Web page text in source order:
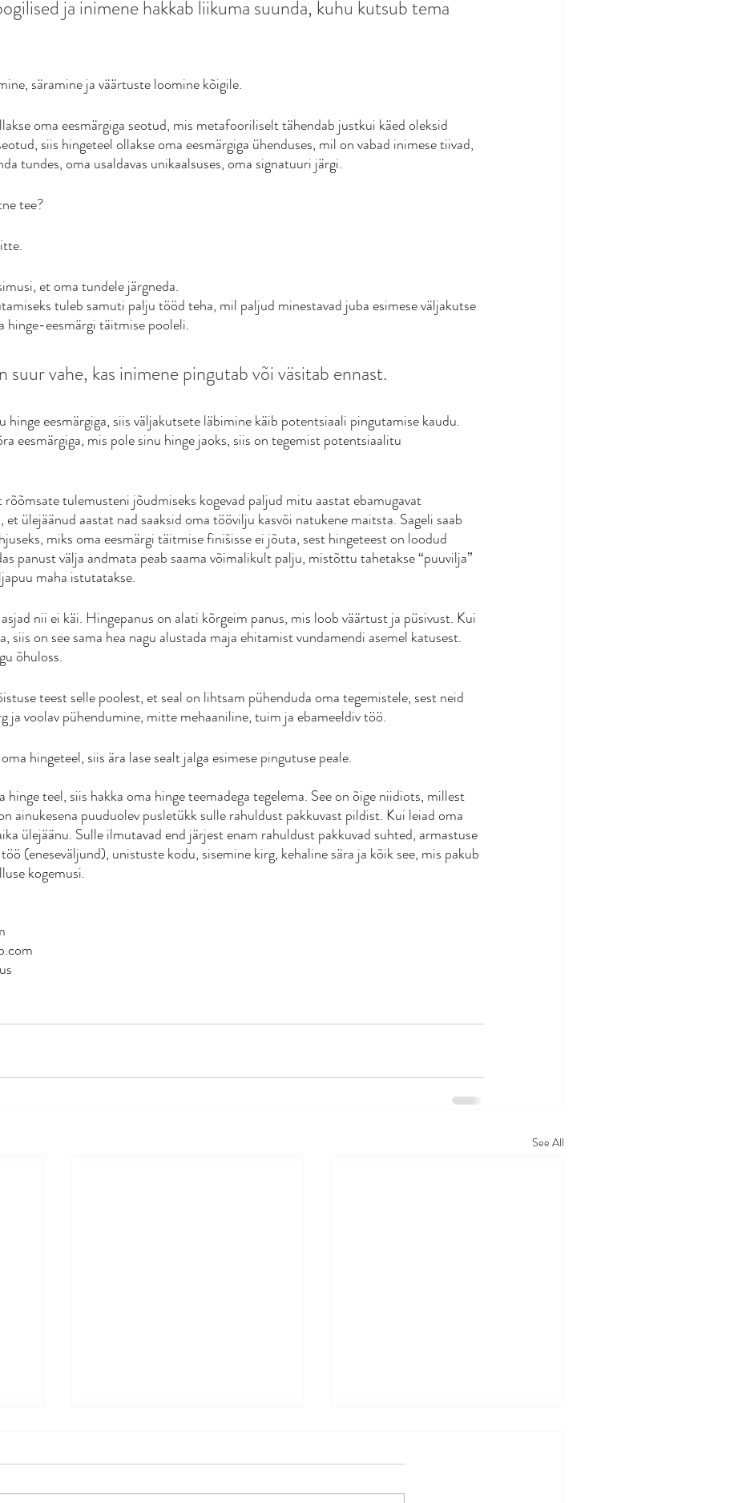
ja inimene hakkab liikuma suunda, kuhu kutsub tema
säramine ja väärtuste loomine kõigile.
oma eesmärgiga seotud, mis metafooriliselt tähendab justkui käed oleksid
siis hingeteel ollakse oma eesmärgiga ühenduses, mil on vabad inimese tiivad,
tundes, oma usaldavas unikaalsuses, oma signatuuri järgi.
tee?
et oma tundele järgneda.
tuleb samuti palju tööd teha, mil paljud minestavad juba esimese väljakutse
hinge-eesmärgi täitmise pooleli.
suur vahe, kas inimene pingutab või väsitab ennast.
hinge eesmärgiga, siis väljakutsete läbimine käib potentsiaali pingutamise kaudu.
eesmärgiga, mis pole sinu hinge jaoks, siis on tegemist potentsiaalitu
tulemusteni jõudmiseks kogevad paljud mitu aastat ebamugavat
ülejäänud aastat nad saaksid oma töövilju kasvõi natukene maitsta. Sageli saab
miks oma eesmärgi täitmise finišisse ei jõuta, sest hingeteest on loodud
panust välja andmata peab saama võimalikult palju, mistõttu tahetakse “puuvilja”
maha istutatakse.
nii ei käi. Hingepanus on alati kõrgeim panus, mis loob väärtust ja püsivust. Kui
siis on see sama hea nagu alustada maja ehitamist vundamendi asemel katusest.
õhuloss.
teest selle poolest, et seal on lihtsam pühenduda oma tegemistele, sest neid
ja voolav pühendumine, mitte mehaaniline, tuim ja ebameeldiv töö.
hingeteel, siis ära lase sealt jalga esimese pingutuse peale.
hinge teel, siis hakka oma hinge teemadega tegelema. See on õige niidiots, millest
ainukesena puuduolev pusletükk sulle rahuldust pakkuvast pildist. Kui leiad oma
ülejäänu. Sulle ilmutavad end järjest enam rahuldust pakkuvad suhted, armastuse
(eneseväljund), unistuste kodu, sisemine kirg, kehaline sära ja kõik see, mis pakub
kogemusi.
See All